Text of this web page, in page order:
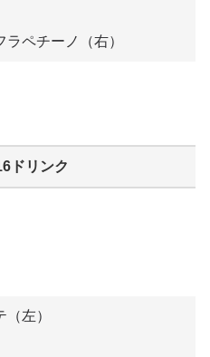
ラペチーノ（右）
ドリンク
左）